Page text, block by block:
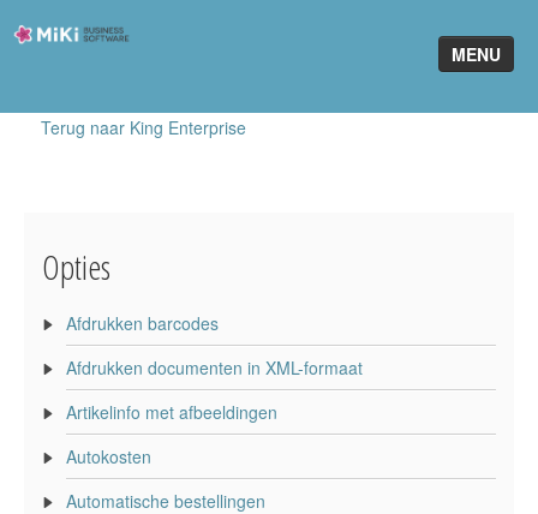
MENU
Software
Home
Telefonie
Partners
Klant worden
Terug naar King Enterprise
Opties
Afdrukken barcodes
Afdrukken documenten in XML-formaat
Artikelinfo met afbeeldingen
Autokosten
Automatische bestellingen